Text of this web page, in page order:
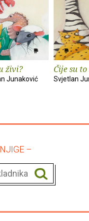
živi?
Junaković
Čije su to
Svjetlan
–